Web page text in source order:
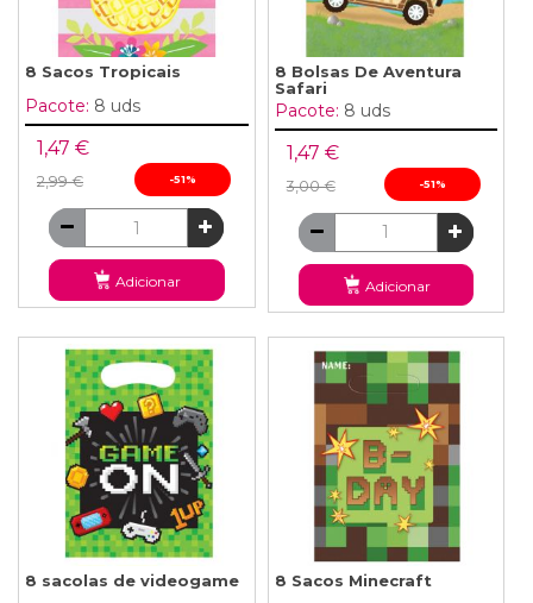
8 Sacos Tropicais
Pacote: 8 uds
1,47 €
2,99 € -51%
Adicionar
8 Bolsas De Aventura
Safari
Pacote: 8 uds
1,47 €
3,00 € -51%
Adicionar
8 sacolas de videogame 8 Sacos Minecraft